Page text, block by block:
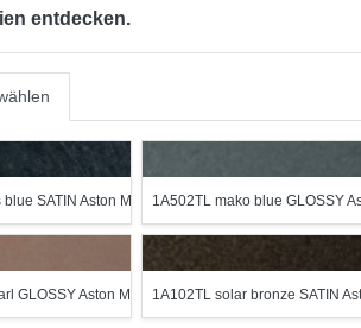
entdecken.
SATIN Aston Martin Series1A502TL mako blue GLOSSY
GLOSSY Aston Martin Series1A102TL solar bronze SATIN